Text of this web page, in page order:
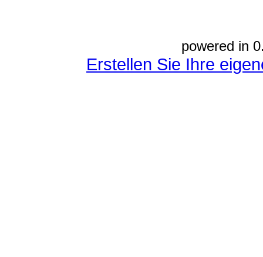
powered in
Erstellen Sie Ihre